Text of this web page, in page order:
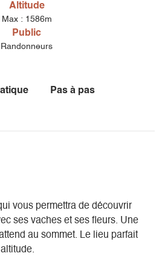
Altitude
Max : 1586m
Public
Randonneurs
Pas à pas
vous permettra de découvrir
ses vaches et ses fleurs. Une
au sommet. Le lieu parfait